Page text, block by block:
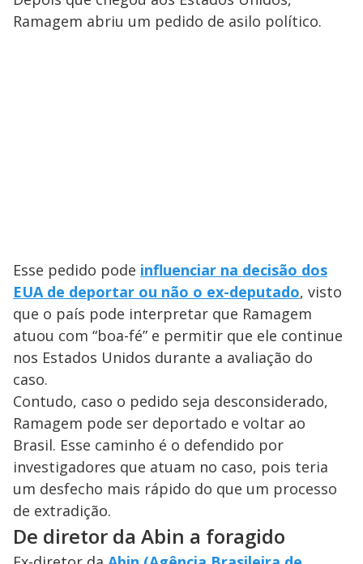
Ramagem abriu um pedido de asilo político.
Esse pedido pode influenciar na decisão dos
EUA de deportar ou não o ex-deputado, visto
que o país pode interpretar que Ramagem
atuou com “boa-fé” e permitir que ele continue
nos Estados Unidos durante a avaliação do
caso.
Contudo, caso o pedido seja desconsiderado,
Ramagem pode ser deportado e voltar ao
Brasil. Esse caminho é o defendido por
investigadores que atuam no caso, pois teria
um desfecho mais rápido do que um processo
de extradição.
De diretor da Abin a foragido